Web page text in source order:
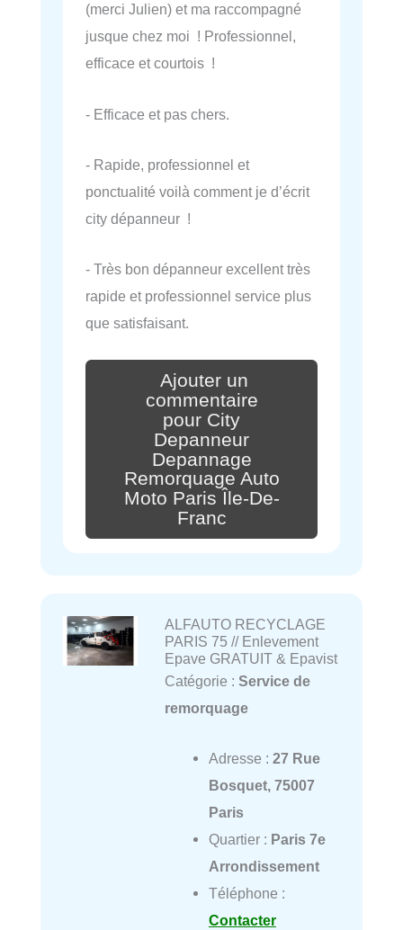
(merci Julien) et ma raccompagné
jusque chez moi ! Professionnel,
efficace et courtois !
- Efficace et pas chers.
- Rapide, professionnel et
ponctualité voilà comment je d’écrit
city dépanneur !
- Très bon dépanneur excellent très
rapide et professionnel service plus
que satisfaisant.
Ajouter un
commentaire
pour City
Depanneur
Depannage
Remorquage Auto
Moto Paris Île-De-
Franc
ALFAUTO RECYCLAGE
PARIS 75 // Enlevement
Epave GRATUIT & Epavist
Catégorie : Service de
remorquage
Adresse : 27 Rue
Bosquet, 75007
Paris
Quartier : Paris 7e
Arrondissement
Téléphone :
Contacter